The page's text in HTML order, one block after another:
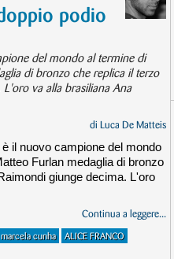
podio
del mondo al termine di
di bronzo che replica il terzo
va alla brasiliana Ana
di Luca De Matteis
il nuovo campione del mondo
Furlan medaglia di bronzo
giunge decima. L'oro
Continua a leggere...
marcela cunha
ALICE FRANCO